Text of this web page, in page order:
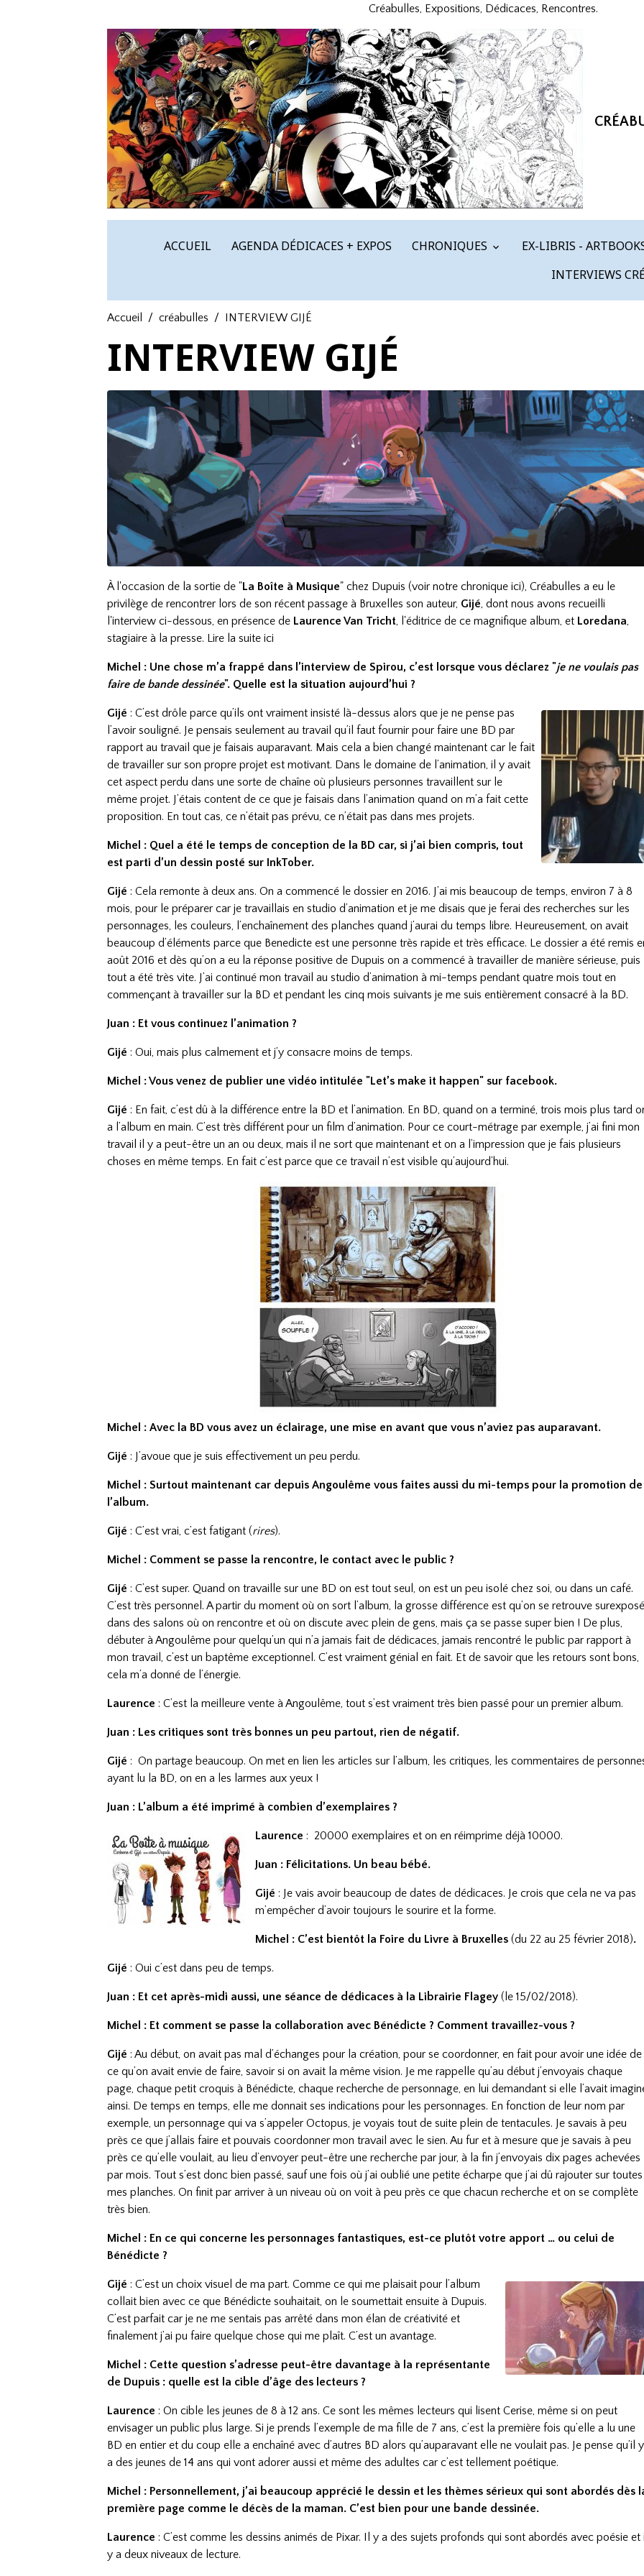
Créabulles, Expositions, Dédicaces, Rencontres.
ACCUEIL AGENDA DÉDICACES + EXPOS CHRONIQUES
EX-LIBRIS -
INTERVIEWS
Accueil créabulles INTERVIEW GIJÉ
INTERVIEW GIJÉ
À l'occasion de la sortie de "La Boîte à Musique" chez Dupuis (voir notrechronique ici), Créabulles a eu le
privilège de rencontrer lors de son récent passage à Bruxelles son auteur, Gijé, dont nous avons recueilli
l'interview ci-dessous, en présence de Laurence Van Tricht, l'éditrice de ce magnifique album, et Loredana,
stagiaire à la presse. Lire la suite ici
Michel : Une chose m’a frappé dans l’interview de Spirou, c’est lorsque vous déclarez "je ne voulais pas
faire de bande dessinée". Quelle est la situation aujourd’hui ?
Gijé : C’est drôle parce qu’ils ont vraiment insisté là-dessus alors que je ne pense pas
l’avoir souligné. Je pensais seulement au travail qu’il faut fournir pour faire une BD par
rapport au travail que je faisais auparavant. Mais cela a bien changé maintenant car le fait
de travailler sur son propre projet est motivant. Dans le domaine de l’animation, il y avait
cet aspect perdu dans une sorte de chaîne où plusieurs personnes travaillent sur le
même projet. J’étais content de ce que je faisais dans l’animation quand on m’a fait cette
proposition. En tout cas, ce n’était pas prévu, ce n’était pas dans mes projets.
Michel : Quel a été le temps de conception de la BD car, si j’ai bien compris, tout
est parti d’un dessin posté sur InkTober.
Gijé : Cela remonte à deux ans. On a commencé le dossier en 2016. J’ai mis beaucoup de temps, environ 7 à 8
mois, pour le préparer car je travaillais en studio d’animation et je me disais que je ferai des recherches sur les
personnages, les couleurs, l’enchaînement des planches quand j’aurai du temps libre. Heureusement, on avait
beaucoup d’éléments parce que Benedicte est une personne très rapide et très efficace. Le dossier a été remis
août 2016 et dès qu’on a eu la réponse positive de Dupuis on a commencé à travailler de manière sérieuse, puis
tout a été très vite. J’ai continué mon travail au studio d’animation à mi-temps pendant quatre mois tout en
commençant à travailler sur la BD et pendant les cinq mois suivants je me suis entièrement consacré à la BD.
Juan : Et vous continuez l’animation ?
Gijé : Oui, mais plus calmement et j’y consacre moins de temps.
Michel : Vous venez de publier une vidéo intitulée "Let’s make it happen" sur facebook.
Gijé : En fait, c’est dû à la différence entre la BD et l’animation. En BD, quand on a terminé, trois mois plus tard
a l’album en main. C’est très différent pour un film d’animation. Pour ce court-métrage par exemple, j’ai fini mon
travail il y a peut-être un an ou deux, mais il ne sort que maintenant et on a l’impression que je fais plusieurs
choses en même temps. En fait c’est parce que ce travail n’est visible qu’aujourd’hui.
Michel : Avec la BD vous avez un éclairage, une mise en avant que vous n’aviez pas auparavant.
Gijé : J’avoue que je suis effectivement un peu perdu.
Michel : Surtout maintenant car depuis Angoulême vous faites aussi du mi-temps pour la promotion de
l’album.
Gijé : C’est vrai, c’est fatigant (rires).
Michel : Comment se passe la rencontre, le contact avec le public ?
Gijé : C’est super. Quand on travaille sur une BD on est tout seul, on est un peu isolé chez soi, ou dans un café.
C’est très personnel. A partir du moment où on sort l’album, la grosse différence est qu’on se retrouve
dans des salons où on rencontre et où on discute avec plein de gens, mais ça se passe super bien ! De plus,
débuter à Angoulême pour quelqu’un qui n’a jamais fait de dédicaces, jamais rencontré le public par rapport à
mon travail, c’est un baptême exceptionnel. C’est vraiment génial en fait. Et de savoir que les retours sont bons,
cela m’a donné de l’énergie.
Laurence : C’est la meilleure vente à Angoulême, tout s’est vraiment très bien passé pour un premier album.
Juan : Les critiques sont très bonnes un peu partout, rien de négatif.
Gijé : On partage beaucoup. On met en lien les articles sur l’album, les critiques, les commentaires de
ayant lu la BD, on en a les larmes aux yeux !
Juan : L’album a été imprimé à combien d’exemplaires ?
Laurence : 20000 exemplaires et on en réimprime déjà 10000.
Juan : Félicitations. Un beau bébé.
Gijé : Je vais avoir beaucoup de dates de dédicaces. Je crois que cela ne va pas
m’empêcher d’avoir toujours le sourire et la forme.
Michel : C’est bientôt la Foire du Livre à Bruxelles (du 22 au 25 février 2018).
Gijé : Oui c’est dans peu de temps.
Juan : Et cet après-midi aussi, une séance de dédicaces à la Librairie Flagey (le 15/02/2018).
Michel : Et comment se passe la collaboration avec Bénédicte ? Comment travaillez-vous ?
Gijé : Au début, on avait pas mal d’échanges pour la création, pour se coordonner, en fait pour avoir une idée de
ce qu’on avait envie de faire, savoir si on avait la même vision. Je me rappelle qu’au début j’envoyais chaque
page, chaque petit croquis à Bénédicte, chaque recherche de personnage, en lui demandant si elle l’avait
ainsi. De temps en temps, elle me donnait ses indications pour les personnages. En fonction de leur nom par
exemple, un personnage qui va s’appeler Octopus, je voyais tout de suite plein de tentacules. Je savais à peu
près ce que j’allais faire et pouvais coordonner mon travail avec le sien. Au fur et à mesure que je savais à peu
près ce qu’elle voulait, au lieu d’envoyer peut-être une recherche par jour, à la fin j’envoyais dix pages achevées
par mois. Tout s’est donc bien passé, sauf une fois où j’ai oublié une petite écharpe que j’ai dû rajouter sur toutes
mes planches. On finit par arriver à un niveau où on voit à peu près ce que chacun recherche et on se complète
très bien.
Michel : En ce qui concerne les personnages fantastiques, est-ce plutôt votre apport … ou celui de
Bénédicte ?
Gijé : C’est un choix visuel de ma part. Comme ce qui me plaisait pour l’album
collait bien avec ce que Bénédicte souhaitait, on le soumettait ensuite à Dupuis.
C’est parfait car je ne me sentais pas arrêté dans mon élan de créativité et
finalement j’ai pu faire quelque chose qui me plaît. C’est un avantage.
Michel : Cette question s’adresse peut-être davantage à la représentante
de Dupuis : quelle est la cible d’âge des lecteurs ?
Laurence : On cible les jeunes de 8 à 12 ans. Ce sont les mêmes lecteurs qui lisent Cerise, même si on peut
envisager un public plus large. Si je prends l’exemple de ma fille de 7 ans, c’est la première fois qu’elle a lu une
BD en entier et du coup elle a enchaîné avec d’autres BD alors qu’auparavant elle ne voulait pas. Je pense qu’il y
a des jeunes de 14 ans qui vont adorer aussi et même des adultes car c’est tellement poétique.
Michel : Personnellement, j’ai beaucoup apprécié le dessin et les thèmes sérieux qui sont abordés dès
première page comme le décès de la maman. C’est bien pour une bande dessinée.
Laurence : C’est comme les dessins animés de Pixar. Il y a des sujets profonds qui sont abordés avec poésie et
y a deux niveaux de lecture.